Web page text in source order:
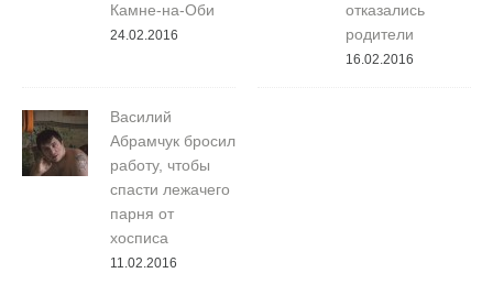
Камне-на-Оби
24.02.2016
отказались
родители
16.02.2016
Василий
Абрамчук бросил
работу, чтобы
спасти лежачего
парня от
хосписа
11.02.2016